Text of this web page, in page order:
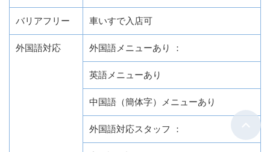
バリアフリー 車いすで入店可
外国語対応 外国語メニューあり ：
英語メニューあり
中国語（簡体字）メニューあり
外国語対応スタッフ ：